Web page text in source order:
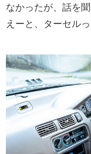
なかったが、話を
えーと、ターセル